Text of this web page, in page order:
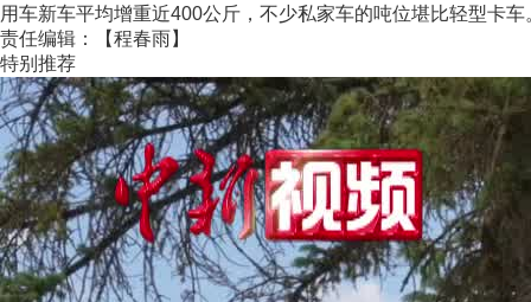
用车新车平均增重近400公斤，不少私家车的吨位堪比轻型卡
责任编辑：【程春雨】
特别推荐